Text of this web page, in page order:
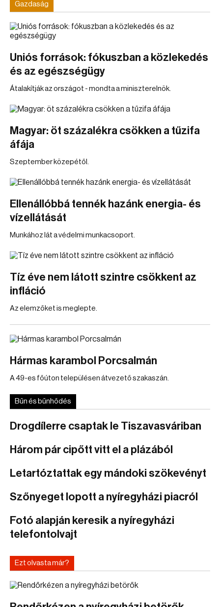
Gazdaság
Uniós források: fókuszban a közlekedés
és az egészségügy
Átalakítják az országot - mondta a miniszterelnök.
Magyar: öt százalékra csökken a tűzifa
áfája
Szeptember közepétől.
Ellenállóbbá tennék hazánk energia- és
vízellátását
Munkához lát a védelmi munkacsoport.
Tíz éve nem látott szintre csökkent az
infláció
Az elemzőket is meglepte.
Hármas karambol Porcsalmán
A 49-es főúton településen átvezető szakaszán.
Bűn és bűnhődés
Drogdílerre csaptak le Tiszavasváriban
Három pár cipőtt vitt el a plázából
Letartóztattak egy mándoki szökevényt
Szőnyeget lopott a nyíregyházi piacról
Fotó alapján keresik a nyíregyházi
telefontolvajt
Ezt olvasta már?